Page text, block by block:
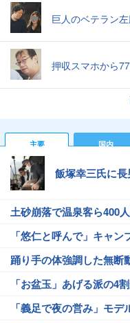
巨人のベテラン
主要 国内
飯塚幸三氏に長
土砂崩落で温泉客ら400
「悠仁と呼んで」キャン
踊り手の体強調した無断
「お盆玉」あげる派の4
「義足で夜の営み」モデ